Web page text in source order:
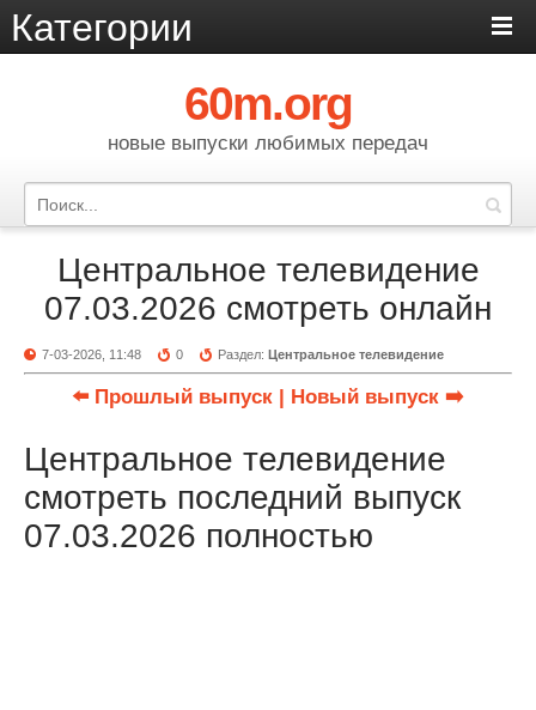
Категории
60m.org
новые выпуски любимых передач
Центральное телевидение
07.03.2026 смотреть онлайн
7-03-2026, 11:48 0 Раздел:Центральное телевидение
⬅️ Прошлый выпуск | Новый выпуск ➡️
Центральное телевидение
смотреть последний выпуск
07.03.2026 полностью